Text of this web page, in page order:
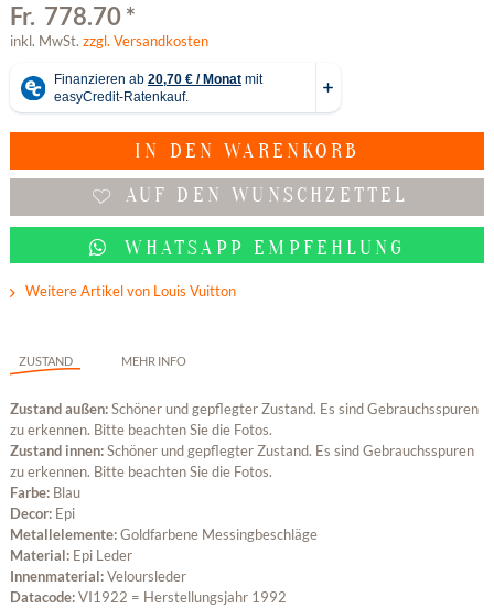
Fr. 778.70 *
inkl. MwSt. zzgl. Versandkosten
IN DEN WARENKORB
AUF DEN WUNSCHZETTEL
WHATSAPP EMPFEHLUNG
Weitere Artikel von Louis Vuitton
ZUSTAND MEHR INFO
Zustand außen:Schöner und gepflegter Zustand. Es sind Gebrauchsspuren
zu erkennen. Bitte beachten Sie die Fotos.
Zustand innen:Schöner und gepflegter Zustand. Es sind Gebrauchsspuren
zu erkennen. Bitte beachten Sie die Fotos.
Farbe: Blau
Decor: Epi
Metallelemente:Goldfarbene Messingbeschläge
Material: Epi Leder
Innenmaterial:Veloursleder
Datacode:VI1922 = Herstellungsjahr 1992